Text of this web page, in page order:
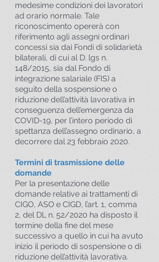
medesime condizioni dei lavoratori
ad orario normale. Tale
riconoscimento opererà con
riferimento agli assegni ordinari
concessi sia dai Fondi di solidarietà
bilaterali, di cui al D. lgs n.
148/2015, sia dal Fondo di
integrazione salariale (FIS) a
seguito della sospensione o
riduzione dell’attività lavorativa in
conseguenza dell’emergenza da
COVID-19, per l’intero periodo di
spettanza dell’assegno ordinario, a
decorrere dal 23 febbraio 2020.
Termini di trasmissione delle
domande
Per la presentazione delle
domande relative ai trattamenti di
CIGO, ASO e CIGD, l’art. 1, comma
2, del DL n. 52/2020 ha disposto il
termine della fine del mese
successivo a quello in cui ha avuto
inizio il periodo di sospensione o di
riduzione dell’attività lavorativa.